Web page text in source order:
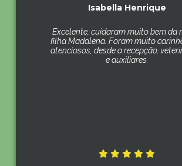
Isabella Henrique
Excelente, cuidaram muito bem da
filha Madalena. Foram muito
atenciosos, desde a recepção,
e auxiliares.